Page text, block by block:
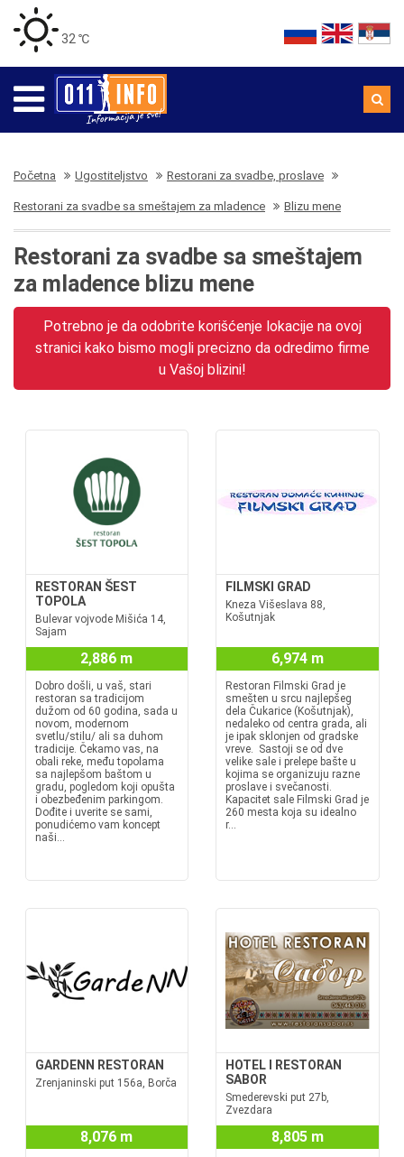
32 ℃
Početna Ugostiteljstvo Restorani za svadbe, proslave
Restorani za svadbe sa smeštajem za mladence Blizu mene
Restorani za svadbe sa smeštajem
za mladence blizu mene
Potrebno je da odobrite korišćenje lokacije na ovoj
stranici kako bismo mogli precizno da odredimo firme
u Vašoj blizini!
RESTORAN ŠEST
TOPOLA
Bulevar vojvode Mišića 14,
Sajam
2,886 m
Dobro došli, u vaš, stari
restoran sa tradicijom
dužom od 60 godina, sada u
novom, modernom
svetlu/stilu/ ali sa duhom
tradicije. Čekamo vas, na
obali reke, među topolama
sa najlepšom baštom u
gradu, pogledom koji opušta
i obezbeđenim parkingom.
Dođite i uverite se sami,
ponudićemo vam koncept
naši...
FILMSKI GRAD
Kneza Višeslava 88,
Košutnjak
6,974 m
Restoran Filmski Grad je
smešten u srcu najlepšeg
dela Čukarice (Košutnjak),
nedaleko od centra grada, ali
je ipak sklonjen od gradske
vreve. Sastoji se od dve
velike sale i prelepe bašte u
kojima se organizuju razne
proslave i svečanosti.
Kapacitet sale Filmski Grad je
260 mesta koja su idealno
r...
GARDENN RESTORAN
Zrenjaninski put 156a, Borča
8,076 m
HOTEL I RESTORAN
SABOR
Smederevski put 27b,
Zvezdara
8,805 m